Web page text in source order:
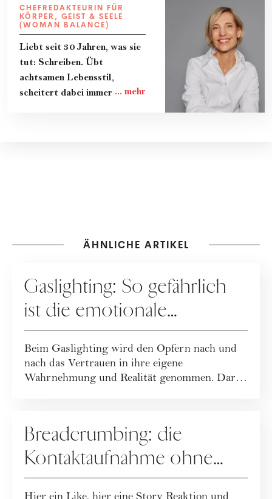
CHEFREDAKTEURIN FÜR
KÖRPER, GEIST & SEELE
(WOMAN BALANCE)
Liebt seit 30 Jahren, was sie
tut: Schreiben. Übt
achtsamen Lebensstil,
scheitert dabei immer wieder
ÄHNLICHE ARTIKEL
Gaslighting: So gefährlich
ist die emotionale
Manipulation
Beim Gaslighting wird den Opfern nach und
nach das Vertrauen in ihre eigene
Wahrnehmung und Realität genommen. Daran
Breadcrumbing: die
Kontaktaufnahme ohne
ernsthaftes Interesse